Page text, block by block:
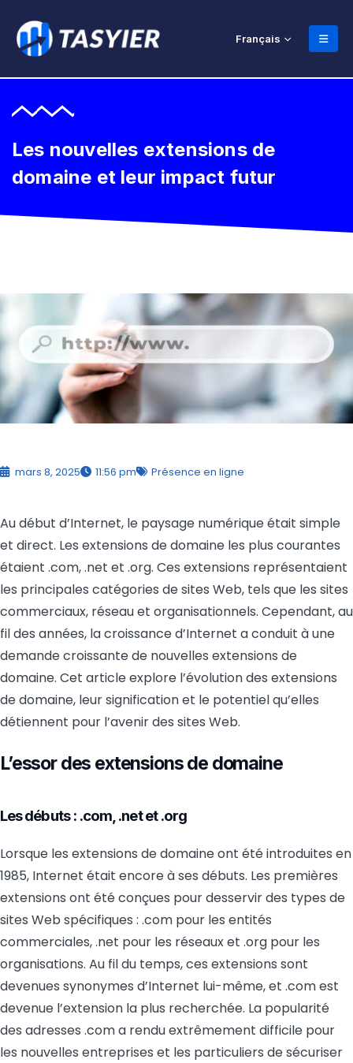
Français
Les nouvelles extensions de
domaine et leur impact futur
mars 8, 2025 11:56 pm Présence en ligne
Au début d’Internet, le paysage numérique était simple
et direct. Les extensions de domaine les plus courantes
étaient .com, .net et .org. Ces extensions représentaient
les principales catégories de sites Web, tels que les sites
commerciaux, réseau et organisationnels. Cependant, au
fil des années, la croissance d’Internet a conduit à une
demande croissante de nouvelles extensions de
domaine. Cet article explore l’évolution des extensions
de domaine, leur signification et le potentiel qu’elles
détiennent pour l’avenir des sites Web.
L’essor des extensions de domaine
Les débuts : .com, .net et .org
Lorsque les extensions de domaine ont été introduites en
1985, Internet était encore à ses débuts. Les premières
extensions ont été conçues pour desservir des types de
sites Web spécifiques : .com pour les entités
commerciales, .net pour les réseaux et .org pour les
organisations. Au fil du temps, ces extensions sont
devenues synonymes d’Internet lui-même, et .com est
devenue l’extension la plus recherchée. La popularité
des adresses .com a rendu extrêmement difficile pour
les nouvelles entreprises et les particuliers de sécuriser